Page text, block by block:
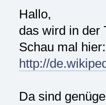
Hallo,
das wird in der
Schau mal hier:
http://
Da sind